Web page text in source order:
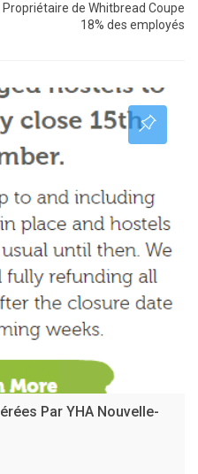
de Whitbread Coupe
18% des employés
Par YHA Nouvelle-